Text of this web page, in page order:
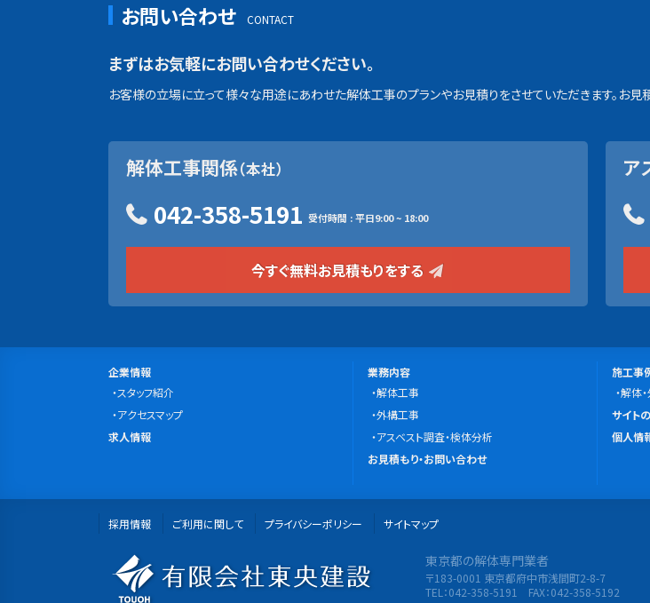
お問い合わせ
まずはお気軽にお問い合わせください。
お客様の立場に立って様々な用途にあわせた解体工事のプランやお見積りをさせていただきます。お見
解体工事関係（本社）
042-358-5191 受付時間 : 平日9:00 ~ 18:00
今すぐ無料お見積もりをする
ア
サ
イ
ト
会
社
案
内
企業情報
スタッフ紹介
アクセスマップ
求
報
求人情報
事
業
内
容
業務内容
解体工事
外構工事
アスベスト調査・検体分析
無
お
も
り・
お見積もり・お問い合わせ
施
工
事
例
施工事
解体
こ
の
ト
て
サイト
個人情
採用情報 ご利用に関して プライバシーポリシー サイトマップ
有限会社 東央建設
東京都の解体専門業者
〒183-0001 東京都府中市浅間町2-8-7
TEL：042-358-5191 FAX：042-358-5192